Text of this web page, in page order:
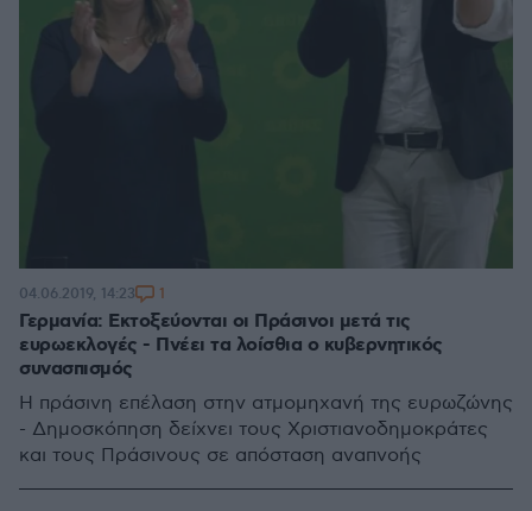
Γερμανία: Εκτοξεύονται οι Πράσινοι μετά τις
ευρωεκλογές - Πνέει τα λοίσθια ο κυβερνητικός
συνασπισμός
Η πράσινη επέλαση στην ατμομηχανή της ευρωζώνης
- Δημοσκόπηση δείχνει τους Χριστιανοδημοκράτες
και τους Πράσινους σε απόσταση αναπνοής
04.06.2019, 14:23 1